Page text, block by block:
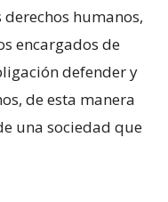
humanos,
encargados de
defender y
de esta manera
una sociedad que